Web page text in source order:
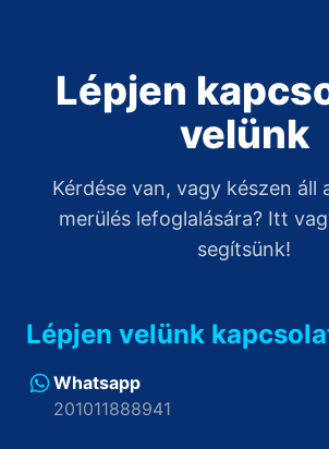
Lépjen
velünk
Kérdése van, vagy készen áll
merülés lefoglalására? Itt
segítsünk!
Lépjen velünk
Whatsapp
201011888941